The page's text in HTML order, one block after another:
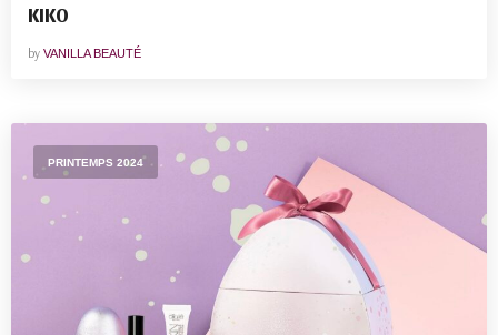
KIKO
by VANILLA BEAUTÉ
PRINTEMPS 2024